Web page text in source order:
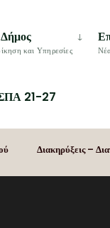
και Υπηρεσίες
21-27
Διακηρύξεις –